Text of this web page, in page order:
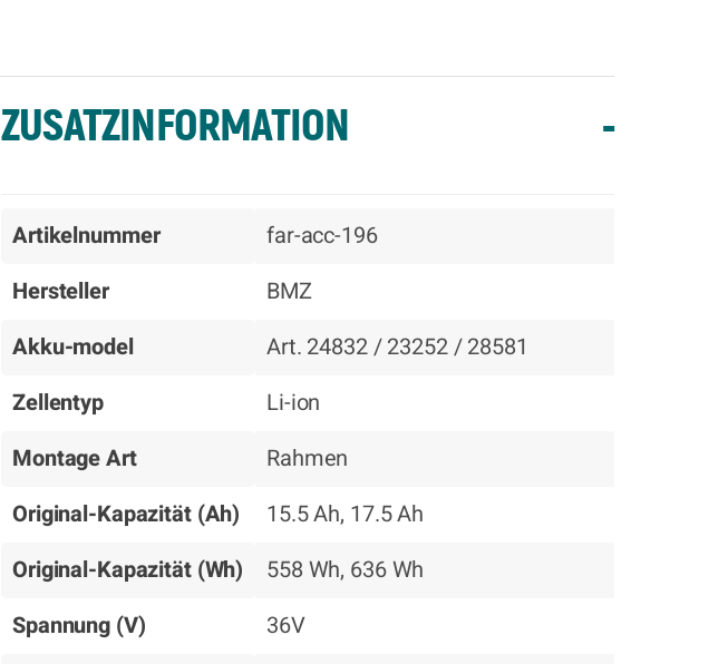
ZUSATZINFORMATION -
Artikelnummer
far-acc-196
Hersteller
BMZ
Akku-model
Art. 24832 / 23252 / 28581
Zellentyp
Li-ion
Montage Art
Rahmen
Original-Kapazität (Ah)
15.5 Ah, 17.5 Ah
Original-Kapazität (Wh)
558 Wh, 636 Wh
Spannung (V)
36V